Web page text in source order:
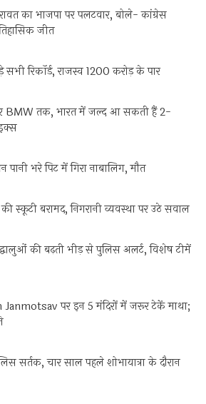
का भाजपा पर पलटवार, बोले- कांग्रेस
जीत
सभी रिकॉर्ड, राजस्व 1200 करोड़ के पार
BMW तक, भारत में जल्द आ सकती हैं 2-
पानी भरे पिट में गिरा नाबालिग, मौत
स्कूटी बरामद, निगरानी व्यवस्था पर उठे सवाल
की बढ़ती भीड़ से पुलिस अलर्ट, विशेष टीमें
Janmotsav पर इन 5 मंदिरों में जरूर टेकें माथा;
सर्तक, चार साल पहले शोभायात्रा के दौरान